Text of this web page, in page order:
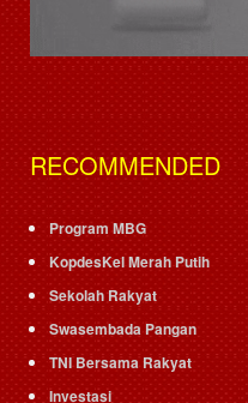
RECOMMENDED
Program MBG
KopdesKel Merah Putih
Sekolah Rakyat
Swasembada Pangan
TNI Bersama Rakyat
Investasi